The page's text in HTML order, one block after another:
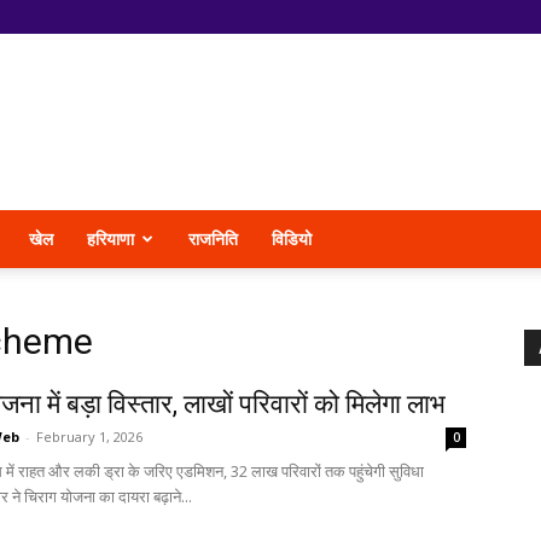
खेल हरियाणा राजनिति विडियो
में बड़ा विस्तार, लाखों परिवारों को मिलेगा लाभ
- February 1, 2026 0
राहत और लकी ड्रा के जरिए एडमिशन, 32 लाख परिवारों तक पहुंचेगी सुविधा
ने चिराग योजना का दायरा बढ़ाने...